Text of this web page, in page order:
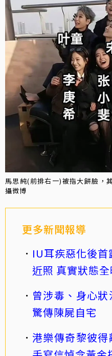
馬思純(前排右一)被指大餅臉，
攝微博
更多新聞報導
IU耳疾惡化後
近照 真實狀態
曾涉毒、身心
驚傳陳屍自宅
港樂傳奇黎彼